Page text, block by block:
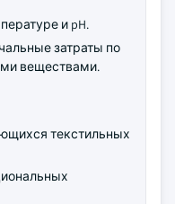
и pH.
затраты по
веществами.
текстильных